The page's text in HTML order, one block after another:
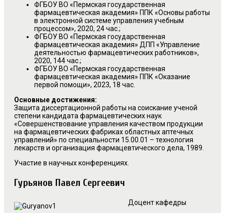
ФГБОУ ВО «Пермская государственная
фармацевтическая академия» ППК «Основы работы
в электронной системе управления учебным
процессом», 2020, 24 час.;
ФГБОУ ВО «Пермская государственная
фармацевтическая академия» ДПП «Управление
деятельностью фармацевтических работников»,
2020, 144 час.;
ФГБОУ ВО «Пермская государственная
фармацевтическая академия» ППК «Оказание
первой помощи», 2023, 18 час.
Основные достижения:
Защита диссертационной работы на соискание ученой
степени кандидата фармацевтических наук
«Совершенствование управления качеством продукции
на фармацевтических фабриках областных аптечных
управлений» по специальности 15.00.01 – технология
лекарств и организация фармацевтического дела, 1989.
Участие в научных конференциях.
Гурьянов Павел Сергеевич
Доцент кафедры